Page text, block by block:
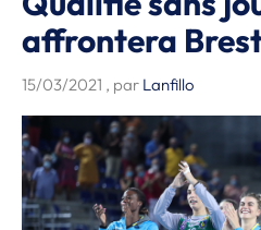
affrontera
15/03/2021 , par Lanfillo